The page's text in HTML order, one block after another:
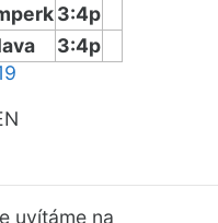
3:4p
3:4p
uvítáme na